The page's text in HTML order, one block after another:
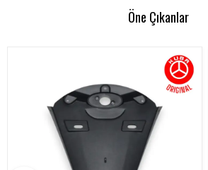
Öne Çıkanlar